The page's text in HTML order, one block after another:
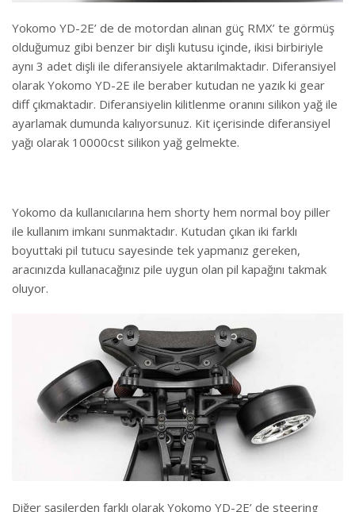
Yokomo YD-2E’ de de motordan alınan güç RMX’ te görmüş
olduğumuz gibi benzer bir dişli kutusu içinde, ikisi birbiriyle
aynı 3 adet dişli ile diferansiyele aktarılmaktadır. Diferansiyel
olarak Yokomo YD-2E ile beraber kutudan ne yazık ki gear
diff çıkmaktadır. Diferansiyelin kilitlenme oranını silikon yağ ile
ayarlamak dumunda kalıyorsunuz. Kit içerisinde diferansiyel
yağı olarak 10000cst silikon yağ gelmekte.
Yokomo da kullanıcılarına hem shorty hem normal boy piller
ile kullanım imkanı sunmaktadır. Kutudan çıkan iki farklı
boyuttaki pil tutucu sayesinde tek yapmanız gereken,
aracınızda kullanacağınız pile uygun olan pil kapağını takmak
oluyor.
Diğer şasilerden farklı olarak Yokomo YD-2E’ de steering